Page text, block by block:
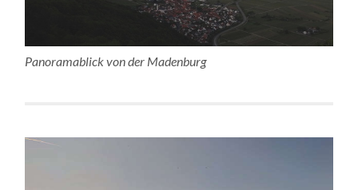
Panoramablick von der Madenburg